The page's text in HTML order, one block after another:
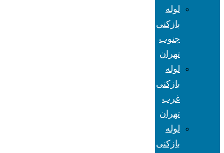
لوله
بازکنی
جنوب
تهران
لوله
بازکنی
غرب
تهران
لوله
بازکنی